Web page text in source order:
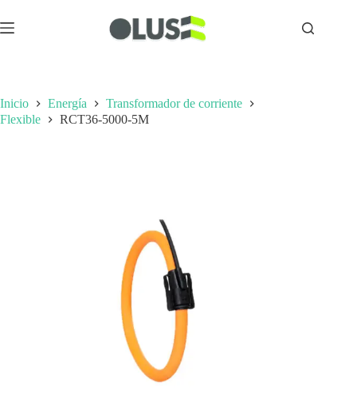
Inicio Energía
Transformador de corriente
Flexible
RCT36-5000-5M